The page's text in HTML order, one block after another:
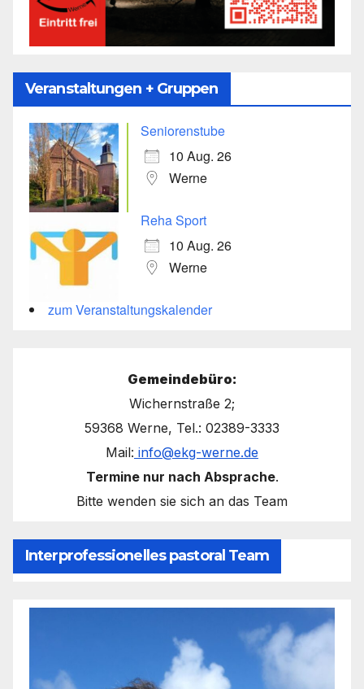
Veranstaltungen + Gruppen
Seniorenstube
10 Aug. 26
Werne
Reha Sport
10 Aug. 26
Werne
zum Veranstaltungskalender
Gemeindebüro:
Wichernstraße 2;
59368 Werne, Tel.: 02389-3333
Mail: info@ekg-werne.de
Termine nur nach Absprache.
Bitte wenden sie sich an das Team
Interprofessionelles pastoral Team